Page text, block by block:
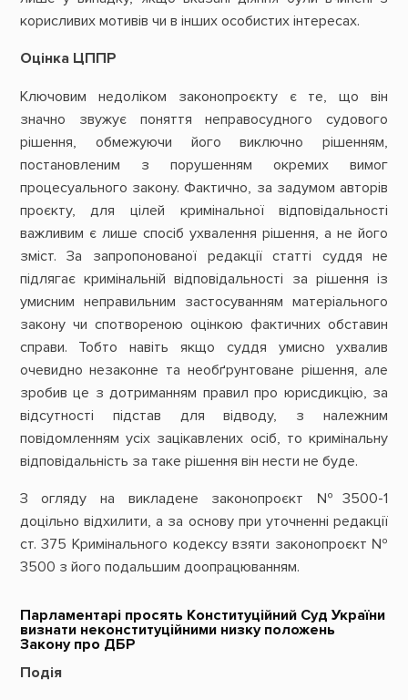
корисливих мотивів чи в інших особистих інтересах.
Оцінка ЦППР
Ключовим недоліком законопроєкту є те, що він
значно звужує поняття неправосудного судового
рішення, обмежуючи його виключно рішенням,
постановленим з порушенням окремих вимог
процесуального закону. Фактично, за задумом авторів
проєкту, для цілей кримінальної відповідальності
важливим є лише спосіб ухвалення рішення, а не його
зміст. За запропонованої редакції статті суддя не
підлягає кримінальній відповідальності за рішення із
умисним неправильним застосуванням матеріального
закону чи спотвореною оцінкою фактичних обставин
справи. Тобто навіть якщо суддя умисно ухвалив
очевидно незаконне та необґрунтоване рішення, але
зробив це з дотриманням правил про юрисдикцію, за
відсутності підстав для відводу, з належним
повідомленням усіх зацікавлених осіб, то кримінальну
відповідальність за таке рішення він нести не буде.
З огляду на викладене законопроєкт №3500-1
доцільно відхилити, а за основу при уточненні редакції
ст. 375 Кримінального кодексу взяти законопроєкт №
3500 з його подальшим доопрацюванням.
Парламентарі просять Конституційний Суд України
визнати неконституційними низку положень
Закону про ДБР
Подія